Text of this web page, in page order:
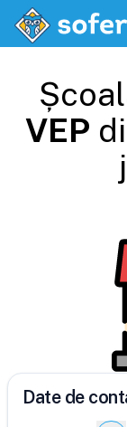
VEP
Date de